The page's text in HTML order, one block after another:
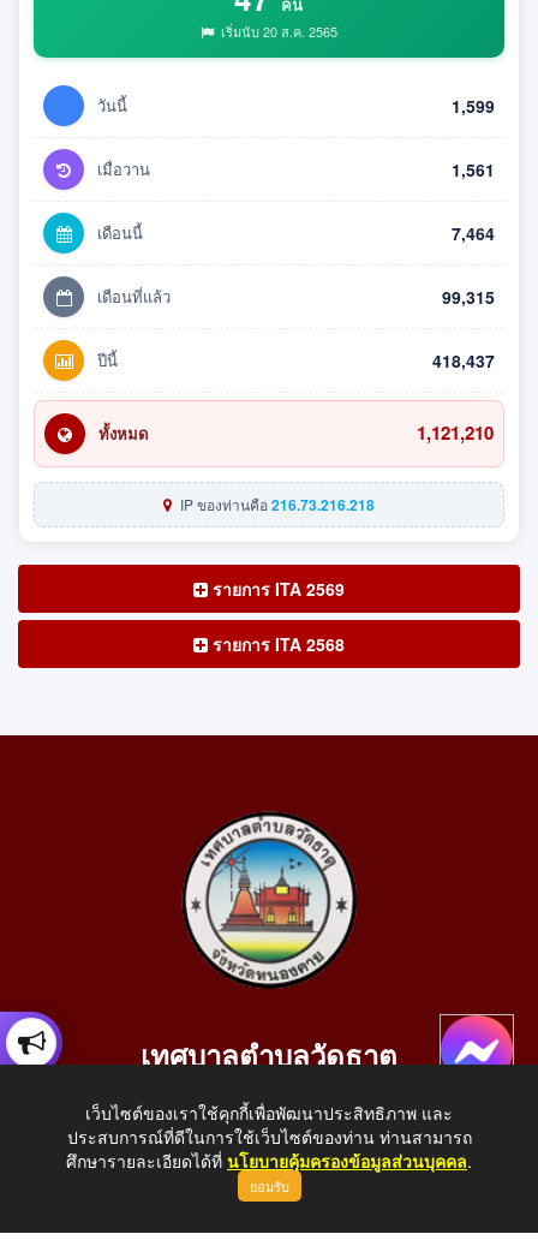
เริ่มนับ 20 ส.ค. 2565
วันนี้ 1,599
เมื่อวาน 1,561
เดือนนี้ 7,464
เดือนที่แล้ว 99,315
ปีนี้ 418,437
ทั้งหมด 1,121,210
IP ของท่านคือ216.73.216.218
รายการ ITA 2569
รายการ ITA 2568
เทศบาลตำบลวัดธาตุ
อ.เมือง จ.หนองคาย 43000
โทรศัพท์: 042-414758 โทรสาร: 042-414759
E-Mail: saraban_05430110@dla.go.th
เว็บไซต์ของเราใช้คุกกี้เพื่อพัฒนาประสิทธิภาพ และ
ประสบการณ์ที่ดีในการใช้เว็บไซต์ของท่าน ท่านสามารถ
ศึกษารายละเอียดได้ที่ นโยบายคุ้มครองข้อมูลส่วนบุคคล.
ยอมรับ